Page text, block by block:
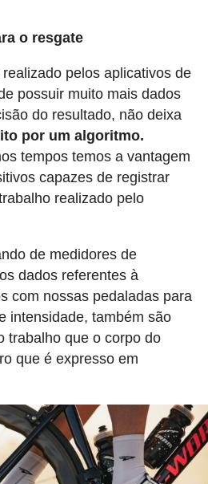
o resgate
pelos aplicativos de
possuir muito mais dados
do resultado, não deixa
por um algoritmo.
tempos temos a vantagem
capazes de registrar
realizado pelo
de medidores de
dados referentes à
com nossas pedaladas para
intensidade, também são
trabalho que o corpo do
que é expresso em